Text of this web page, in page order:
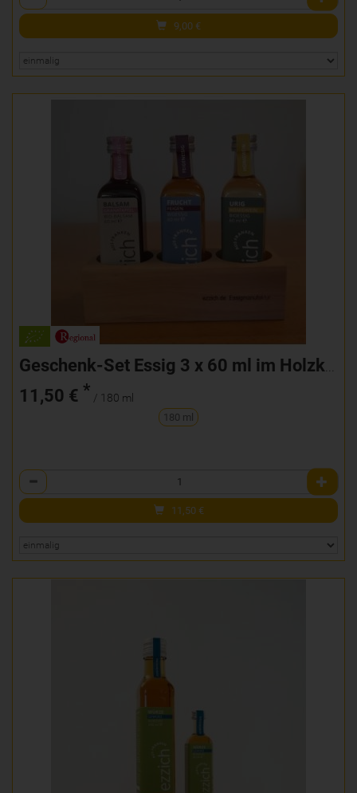
9,00 €
Geschenk-Set Essig 3 x 60 ml im Holzklötzla
11,50 € * / 180 ml
180 ml
Anzahl
11,50 €